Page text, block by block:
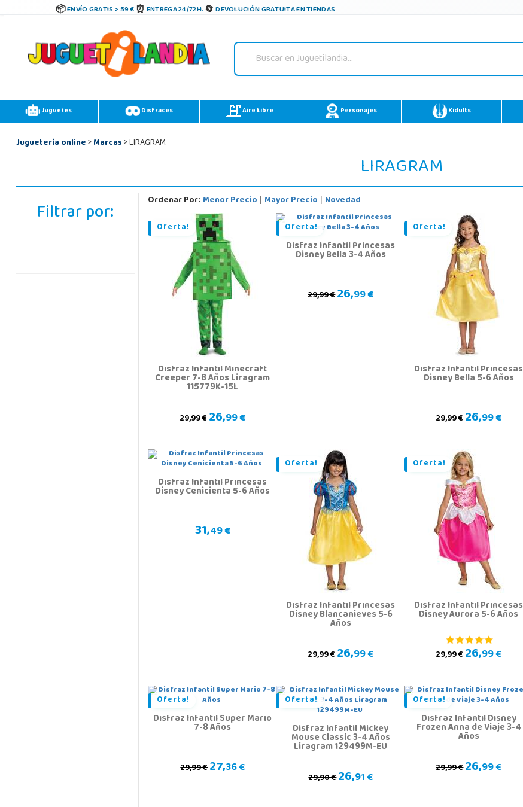
ENVÍO GRATIS > 59 € ENTREGA 24/72H. DEVOLUCIÓN GRATUITA EN TIENDAS
Juguetes Disfraces Aire Libre Personajes Kidults
Juguetería online>Marcas> LIRAGRAM
LIRAGRAM
Filtrar por: Ordenar Por: Menor Precio | Mayor Precio | Novedad
Oferta!
Disfraz Infantil Minecraft
Creeper 7-8 Años Liragram
115779K-15L
29,99 €26,99 €
Oferta!
Disfraz Infantil Princesas
Disney Bella 3-4 Años
29,99 €26,99 €
Oferta!
Disfraz Infantil Princesas
Disney Bella 5-6 Años
29,99 €26,99 €
Disfraz Infantil Princesas
Disney Cenicienta 5-6 Años
31,49 €
Oferta!
Disfraz Infantil Princesas
Disney Blancanieves 5-6
Años
29,99 €26,99 €
Oferta!
Disfraz Infantil Princesas
Disney Aurora 5-6 Años
29,99 €26,99 €
Oferta!
Disfraz Infantil Super Mario
7-8 Años
29,99 €27,36 €
Oferta!
Disfraz Infantil Mickey
Mouse Classic 3-4 Años
Liragram 129499M-EU
29,90 €26,91 €
Oferta!
Disfraz Infantil Disney
Frozen Anna de Viaje 3-4
Años
29,99 €26,99 €